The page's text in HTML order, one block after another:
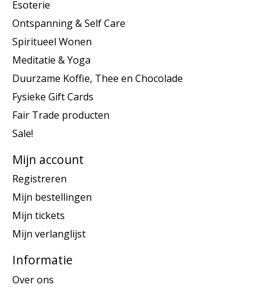
Esoterie
Ontspanning & Self Care
Spiritueel Wonen
Meditatie & Yoga
Duurzame Koffie, Thee en Chocolade
Fysieke Gift Cards
Fair Trade producten
Sale!
Mijn account
Registreren
Mijn bestellingen
Mijn tickets
Mijn verlanglijst
Informatie
Over ons